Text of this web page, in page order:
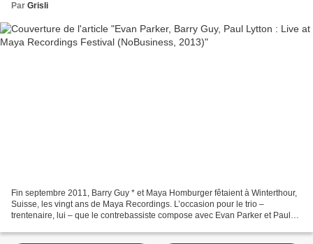
Par Grisli
Fin septembre 2011, Barry Guy * et Maya Homburger fêtaient à Winterthour,
Suisse, les vingt ans de Maya Recordings. L’occasion pour le trio –
trentenaire, lui – que le contrebassiste compose avec Evan Parker et Paul